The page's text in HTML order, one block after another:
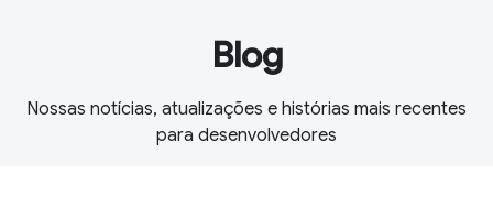
Blog
Nossas notícias, atualizações e histórias mais recentes
para desenvolvedores